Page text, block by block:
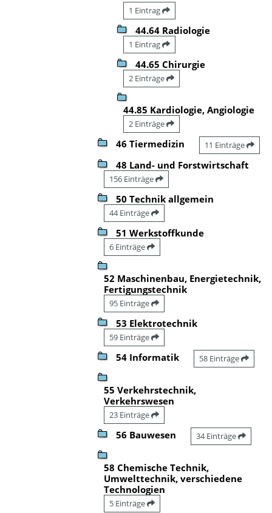
1 Eintrag
44.64 Radiologie
1 Eintrag
44.65 Chirurgie
2 Einträge
44.85 Kardiologie, Angiologie
2 Einträge
46 Tiermedizin 11 Einträge
48 Land- und Forstwirtschaft
156 Einträge
50 Technik allgemein
44 Einträge
51 Werkstoffkunde
6 Einträge
52 Maschinenbau, Energietechnik,
Fertigungstechnik
95 Einträge
53 Elektrotechnik
59 Einträge
54 Informatik 58 Einträge
55 Verkehrstechnik,
Verkehrswesen
23 Einträge
56 Bauwesen 34 Einträge
58 Chemische Technik,
Umwelttechnik, verschiedene
Technologien
5 Einträge